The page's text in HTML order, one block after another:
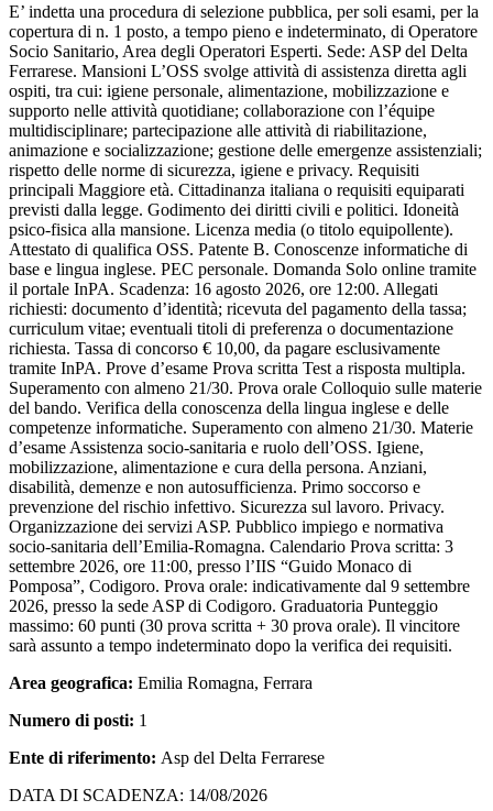
E’ indetta una procedura di selezione pubblica, per soli esami, per la
copertura di n. 1 posto, a tempo pieno e indeterminato, di Operatore
Socio Sanitario, Area degli Operatori Esperti. Sede: ASP del Delta
Ferrarese. Mansioni L’OSS svolge attività di assistenza diretta agli
ospiti, tra cui: igiene personale, alimentazione, mobilizzazione e
supporto nelle attività quotidiane; collaborazione con l’équipe
multidisciplinare; partecipazione alle attività di riabilitazione,
animazione e socializzazione; gestione delle emergenze assistenziali;
rispetto delle norme di sicurezza, igiene e privacy. Requisiti
principali Maggiore età. Cittadinanza italiana o requisiti equiparati
previsti dalla legge. Godimento dei diritti civili e politici. Idoneità
psico-fisica alla mansione. Licenza media (o titolo equipollente).
Attestato di qualifica OSS. Patente B. Conoscenze informatiche di
base e lingua inglese. PEC personale. Domanda Solo online tramite
il portale InPA. Scadenza: 16 agosto 2026, ore 12:00. Allegati
richiesti: documento d’identità; ricevuta del pagamento della tassa;
curriculum vitae; eventuali titoli di preferenza o documentazione
richiesta. Tassa di concorso € 10,00, da pagare esclusivamente
tramite InPA. Prove d’esame Prova scritta Test a risposta multipla.
Superamento con almeno 21/30. Prova orale Colloquio sulle materie
del bando. Verifica della conoscenza della lingua inglese e delle
competenze informatiche. Superamento con almeno 21/30. Materie
d’esame Assistenza socio-sanitaria e ruolo dell’OSS. Igiene,
mobilizzazione, alimentazione e cura della persona. Anziani,
disabilità, demenze e non autosufficienza. Primo soccorso e
prevenzione del rischio infettivo. Sicurezza sul lavoro. Privacy.
Organizzazione dei servizi ASP. Pubblico impiego e normativa
socio-sanitaria dell’Emilia-Romagna. Calendario Prova scritta: 3
settembre 2026, ore 11:00, presso l’IIS “Guido Monaco di
Pomposa”, Codigoro. Prova orale: indicativamente dal 9 settembre
2026, presso la sede ASP di Codigoro. Graduatoria Punteggio
massimo: 60 punti (30 prova scritta + 30 prova orale). Il vincitore
sarà assunto a tempo indeterminato dopo la verifica dei requisiti.
Area geografica: Emilia Romagna, Ferrara
Numero di posti: 1
Ente di riferimento: Asp del Delta Ferrarese
DATA DI SCADENZA: 14/08/2026